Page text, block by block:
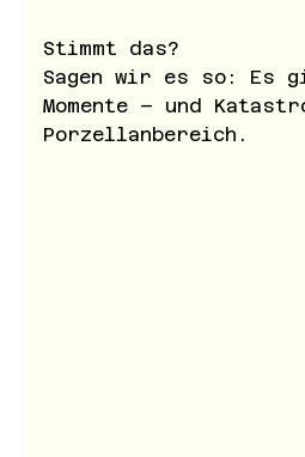
Stimmt das?
Sagen wir es so: Es
Momente – und
Porzellanbereich.